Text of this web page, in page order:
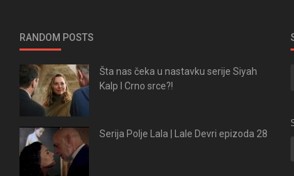
RANDOM POSTS
Šta nas čeka u nastavku serije Siyah
Kalp I Crno srce?!
Serija Polje Lala | Lale Devri epizoda 28